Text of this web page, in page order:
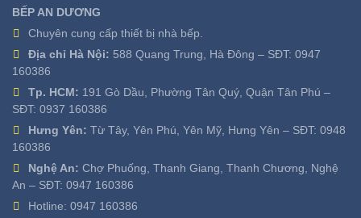
BẾP AN DƯƠNG
Chuyên cung cấp thiết bị nhà bếp.
Địa chỉ Hà Nội: 588 Quang Trung, Hà Đông – SĐT: 0947
160386
Tp. HCM: 191 Gò Dầu, Phường Tân Quý, Quận Tân Phú –
SĐT: 0937 160386
Hưng Yên: Từ Tây, Yên Phú, Yên Mỹ, Hưng Yên – SĐT: 0948
160386
Nghệ An: Chợ Phuống, Thanh Giang, Thanh Chương, Nghệ
An – SĐT: 0947 160386
Hotline: 0947 160386